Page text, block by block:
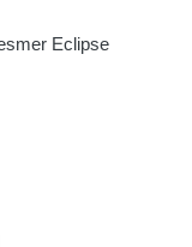
Eclipse